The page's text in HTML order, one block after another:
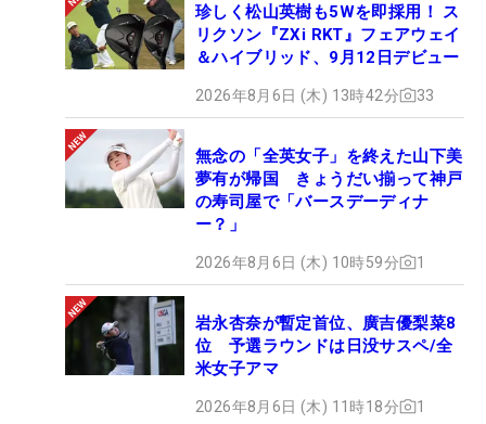
珍しく松山英樹も5Wを即採用！ ス
リクソン『ZXi RKT』フェアウェイ
＆ハイブリッド、9月12日デビュー
2026年8月6日 (木) 13時42分 33
無念の「全英女子」を終えた山下美
夢有が帰国 きょうだい揃って神戸
の寿司屋で「バースデーディナ
ー？」
2026年8月6日 (木) 10時59分 1
岩永杏奈が暫定首位、廣吉優梨菜8
位 予選ラウンドは日没サスペ/全
米女子アマ
2026年8月6日 (木) 11時18分 1